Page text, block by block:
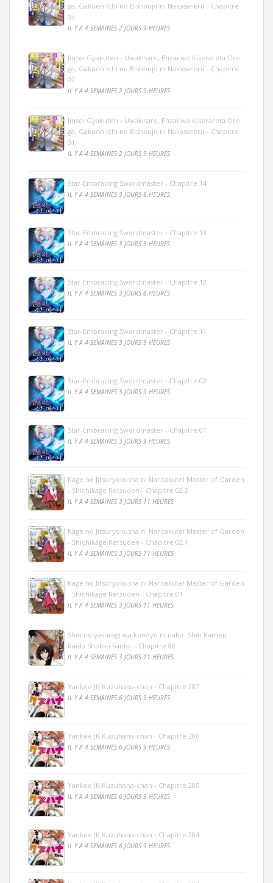
ga, Gakuen Ichi no Bishoujo ni Nakasareru - Chapitre
03
IL Y A 4 SEMAINES 2 JOURS 9 HEURES
Jinsei Gyakuten - Uwakisare, Enzai wo Kiserareta Ore
ga, Gakuen Ichi no Bishoujo ni Nakasareru - Chapitre
02
IL Y A 4 SEMAINES 2 JOURS 9 HEURES
Jinsei Gyakuten - Uwakisare, Enzai wo Kiserareta Ore
ga, Gakuen Ichi no Bishoujo ni Nakasareru - Chapitre
01
IL Y A 4 SEMAINES 2 JOURS 9 HEURES
Star-Embracing Swordmaster - Chapitre 14
IL Y A 4 SEMAINES 3 JOURS 8 HEURES
Star-Embracing Swordmaster - Chapitre 13
IL Y A 4 SEMAINES 3 JOURS 8 HEURES
Star-Embracing Swordmaster - Chapitre 12
IL Y A 4 SEMAINES 3 JOURS 8 HEURES
Star-Embracing Swordmaster - Chapitre 11
IL Y A 4 SEMAINES 3 JOURS 9 HEURES
Star-Embracing Swordmaster - Chapitre 02
IL Y A 4 SEMAINES 3 JOURS 9 HEURES
Star-Embracing Swordmaster - Chapitre 01
IL Y A 4 SEMAINES 3 JOURS 9 HEURES
Kage no Jitsuryokusha ni Naritakute! Master of Garden
- Shichikage Retsuden - Chapitre 02.2
IL Y A 4 SEMAINES 3 JOURS 11 HEURES
Kage no Jitsuryokusha ni Naritakute! Master of Garden
- Shichikage Retsuden - Chapitre 02.1
IL Y A 4 SEMAINES 3 JOURS 11 HEURES
Kage no Jitsuryokusha ni Naritakute! Master of Garden
- Shichikage Retsuden - Chapitre 01
IL Y A 4 SEMAINES 3 JOURS 11 HEURES
Shin no yasuragi wa konoyo ni naku -Shin Kamen
Raida Shokka Saido- - Chapitre 80
IL Y A 4 SEMAINES 3 JOURS 11 HEURES
Yankee JK Kuzuhana-chan - Chapitre 287
IL Y A 4 SEMAINES 6 JOURS 9 HEURES
Yankee JK Kuzuhana-chan - Chapitre 286
IL Y A 4 SEMAINES 6 JOURS 9 HEURES
Yankee JK Kuzuhana-chan - Chapitre 285
IL Y A 4 SEMAINES 6 JOURS 9 HEURES
Yankee JK Kuzuhana-chan - Chapitre 284
IL Y A 4 SEMAINES 6 JOURS 9 HEURES